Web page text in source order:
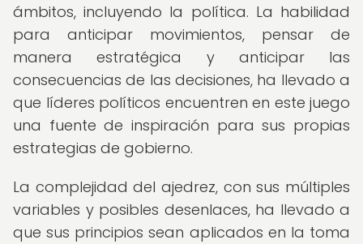
ámbitos, incluyendo la política. La habilidad
para anticipar movimientos, pensar de
manera estratégica y anticipar las
consecuencias de las decisiones, ha llevado a
que líderes políticos encuentren en este juego
una fuente de inspiración para sus propias
estrategias de gobierno.
La complejidad del ajedrez, con sus múltiples
variables y posibles desenlaces, ha llevado a
que sus principios sean aplicados en la toma